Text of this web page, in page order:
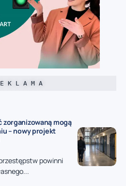
K L A M A
zorganizowaną mogą
– nowy projekt
powinni